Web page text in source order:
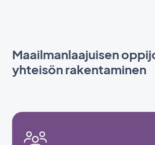
Maailmanlaajuisen
yhteisön rakentaminen